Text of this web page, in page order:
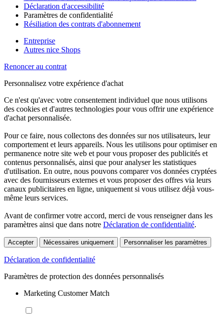
Déclaration d'accessibilité
Paramètres de confidentialité
Résiliation des contrats d'abonnement
Entreprise
Autres nice Shops
Renoncer au contrat
Personnalisez votre expérience d'achat
Ce n'est qu'avec votre consentement individuel que nous utilisons
des cookies et d'autres technologies pour vous offrir une expérience
d'achat personnalisée.
Pour ce faire, nous collectons des données sur nos utilisateurs, leur
comportement et leurs appareils. Nous les utilisons pour optimiser en
permanence notre site web et pour vous proposer des publicités et
contenus personnalisés, ainsi que pour analyser les statistiques
d'utilisation. En outre, nous pouvons comparer vos données cryptées
avec des fournisseurs externes et vous proposer des offres via leurs
canaux publicitaires en ligne, uniquement si vous utilisez déjà vous-
même leurs services.
Avant de confirmer votre accord, merci de vous renseigner dans les
paramètres ainsi que dans notre Déclaration de confidentialité.
Accepter Nécessaires uniquement Personnaliser les paramètres
Déclaration de confidentialité
Paramètres de protection des données personnalisés
Marketing Customer Match